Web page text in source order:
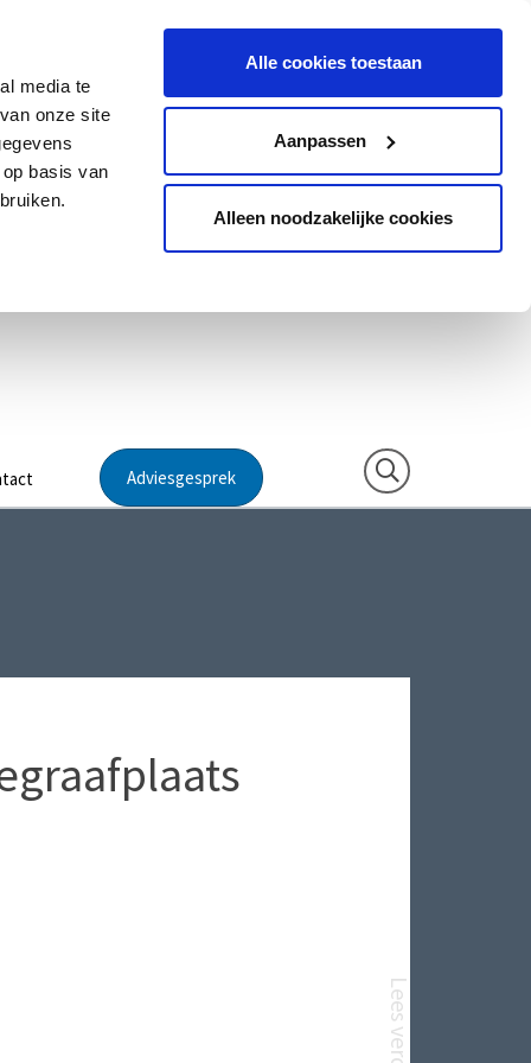
media te
onze site
basis van
Alle cookies toestaan
Aanpassen
Alleen noodzakelijke cookies
Adviesgesprek
Lees verder